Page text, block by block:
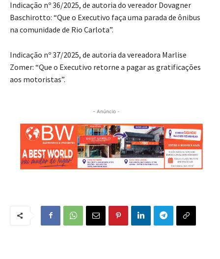
Indicação nº 36/2025, de autoria do vereador Dovagner
Baschirotto: “Que o Executivo faça uma parada de ônibus
na comunidade de Rio Carlota”.
Indicação nº 37/2025, de autoria da vereadora Marlise
Zomer: “Que o Executivo retorne a pagar as gratificações
aos motoristas”.
- Anúncio -